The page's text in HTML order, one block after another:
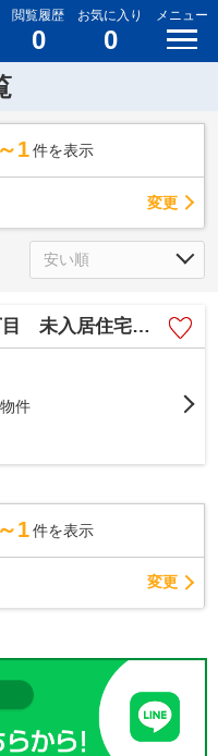
閲覧履歴
0
お気に入り
0
メニュー
1 件を表示
変更
住宅 角地 日当たり良好
件
1 件を表示
変更